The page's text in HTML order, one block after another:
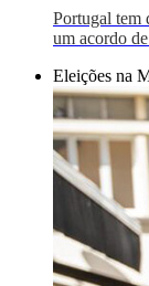
Portugal tem
um acordo
Eleições na